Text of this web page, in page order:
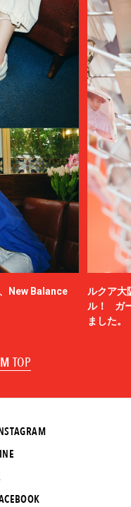
New Balance
ルクア大
ル！ ガ
ました。
TOP